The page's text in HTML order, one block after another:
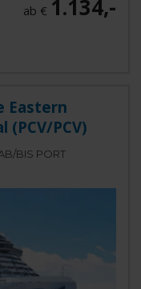
ab € 1.134,-
Eastern
(PCV/PCV)
BIS PORT